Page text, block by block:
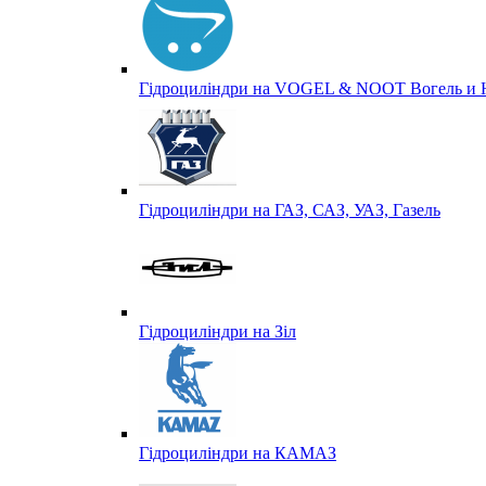
Гідроциліндри на VOGEL & NOOT Вогель и
Гідроциліндри на ГАЗ, САЗ, УАЗ, Газель
Гідроциліндри на Зіл
Гідроциліндри на КАМАЗ